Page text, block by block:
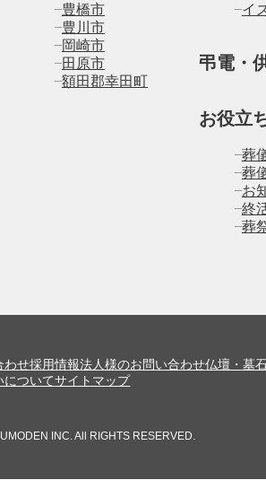
豊橋市
豊川市
岡崎市
田原市
額田郡幸田町
イ
弔電・
お役立
葬
葬
お
終
葬
わせ採用情報法人様のお問い合わせ仏壇・墓
についてサイトマップ
INC. All RIGHTS RESERVED.